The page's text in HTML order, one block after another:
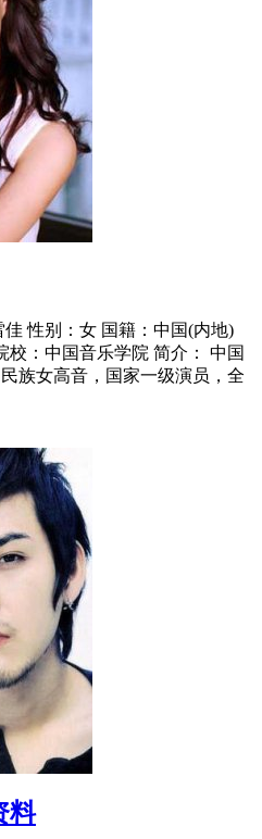
性别：女 国籍：中国(内地)
校：中国音乐学院 简介： 中国
族女高音，国家一级演员，全
料